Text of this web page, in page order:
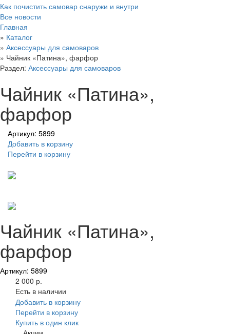
Как почистить самовар снаружи и внутри
Все новости
Главная
» Каталог
» Аксессуары для самоваров
» Чайник «Патина», фарфор
Раздел: Аксессуары для самоваров
Чайник «Патина»,
фарфор
Артикул: 5899
Добавить в корзину
Перейти в корзину
Чайник «Патина»,
фарфор
Артикул: 5899
2 000 р.
Есть в наличии
Добавить в корзину
Перейти в корзину
Купить в один клик